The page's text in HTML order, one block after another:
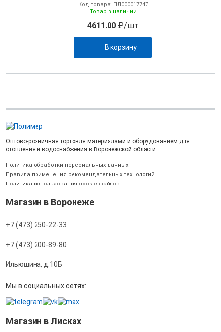
Код товара: ПЛ000017747
Товар в наличии
4611.00 ₽/шт
В корзину
Оптово-розничная торговля материалами и оборудованием для
отопления и водоснабжения в Воронежской области.
Политика обработки персональных данных
Правила применения рекомендательных технологий
Политика использования cookie-файлов
Магазин в Воронеже
+7 (473) 250-22-33
+7 (473) 200-89-80
Ильюшина, д.10Б
Мы в социальных сетях:
Магазин в Лисках